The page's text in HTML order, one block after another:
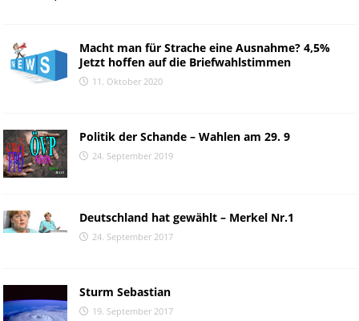
Macht man für Strache eine Ausnahme? 4,5%
Jetzt hoffen auf die Briefwahlstimmen
11. Oktober 2020
Politik der Schande – Wahlen am 29. 9
24. September 2019
Deutschland hat gewählt – Merkel Nr.1
24. September 2017
Sturm Sebastian
19. September 2017